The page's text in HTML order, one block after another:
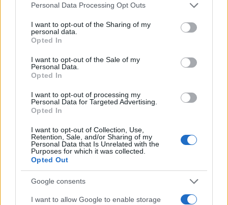
Personal Data Processing Opt Outs
I want to opt-out of the Sharing of my
personal data.
Opted In
I want to opt-out of the Sale of my
Personal Data.
Opted In
I want to opt-out of processing my
Personal Data for Targeted Advertising.
Opted In
I want to opt-out of Collection, Use,
Retention, Sale, and/or Sharing of my
Personal Data that Is Unrelated with the
Purposes for which it was collected.
Opted Out
Google consents
I want to allow Google to enable storage
sicuramente gravoso ma che avrebbe potuto
accrescere il suo consenso. Ha trattato il Brexit,
più che come un’opportunità, come un danno da
con l’Europa che non è ancora arrivato, si è
presentata dai laburisti che l’hanno messa davanti
all’aut aut imponendo un secondo referendum. In
tutto questo marasma la maggioranza silenziosa,
europea senza mezze vie, non è stata ascoltata.
Morale della favola? I conservatori da primo
partito sono diventati il terzo, e i voti che
sembravano aver ripreso a destra sono stati